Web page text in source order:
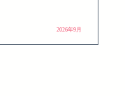
2026年9月